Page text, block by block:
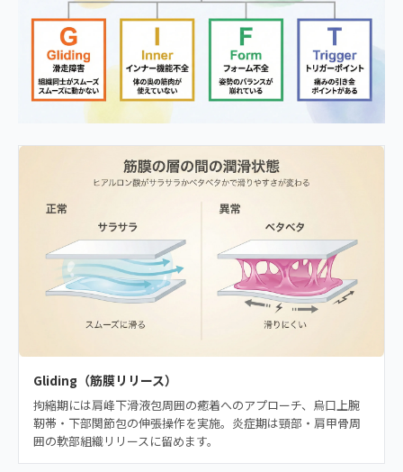
Gliding（筋膜リリース）
拘縮期には肩峰下滑液包周囲の癒着へのアプローチ、烏口上腕
靭帯・下部関節包の伸張操作を実施。炎症期は頸部・肩甲骨周
囲の軟部組織リリースに留めます。